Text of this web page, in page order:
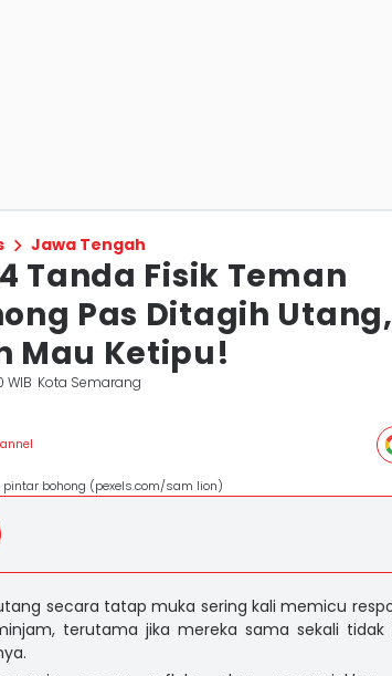
Jawa Tengah
Tanda Fisik Teman
Pas Ditagih Utang,
Mau Ketipu!
WIB Kota Semarang
bohong (pexels.com/sam lion)
secara tatap muka sering kali memicu
terutama jika mereka sama sekali